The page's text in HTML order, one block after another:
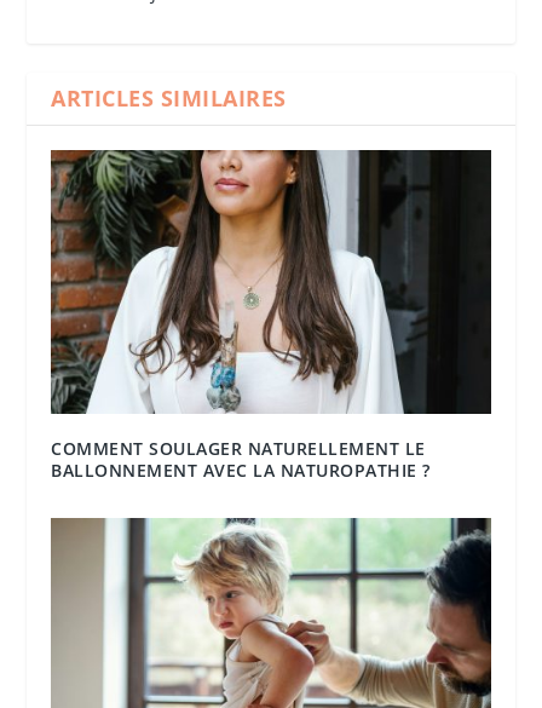
ARTICLES SIMILAIRES
COMMENT SOULAGER NATURELLEMENT LE
BALLONNEMENT AVEC LA NATUROPATHIE ?